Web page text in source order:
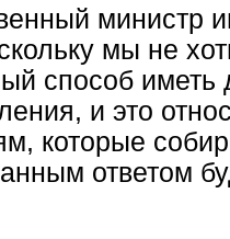
министр
мы не
способ иметь
и это
которые
ответом